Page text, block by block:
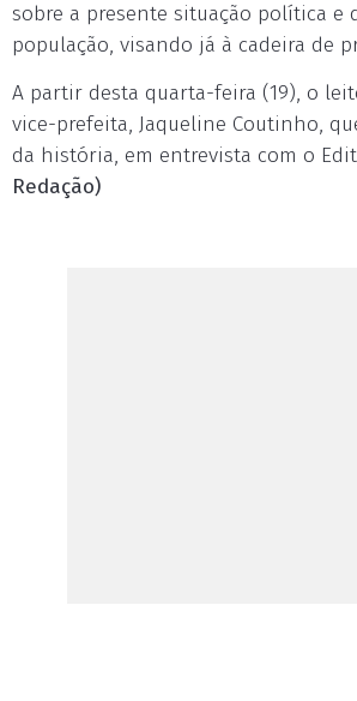
sobre a presente situação política e
população, visando já à cadeira de
A partir desta quarta-feira (19), o
vice-prefeita, Jaqueline Coutinho,
da história, em entrevista com o
Redação)